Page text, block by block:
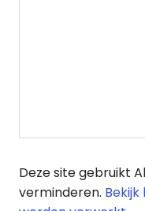
Deze site gebruikt
verminderen.